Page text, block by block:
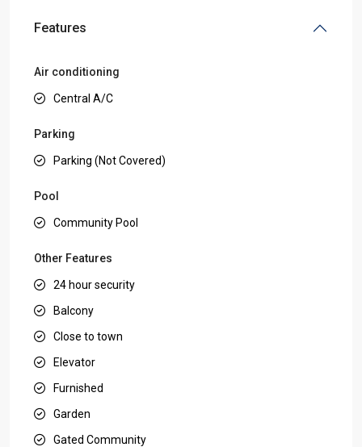
Features
Air conditioning
Central A/C
Parking
Parking (Not Covered)
Pool
Community Pool
Other Features
24 hour security
Balcony
Close to town
Elevator
Furnished
Garden
Gated Community